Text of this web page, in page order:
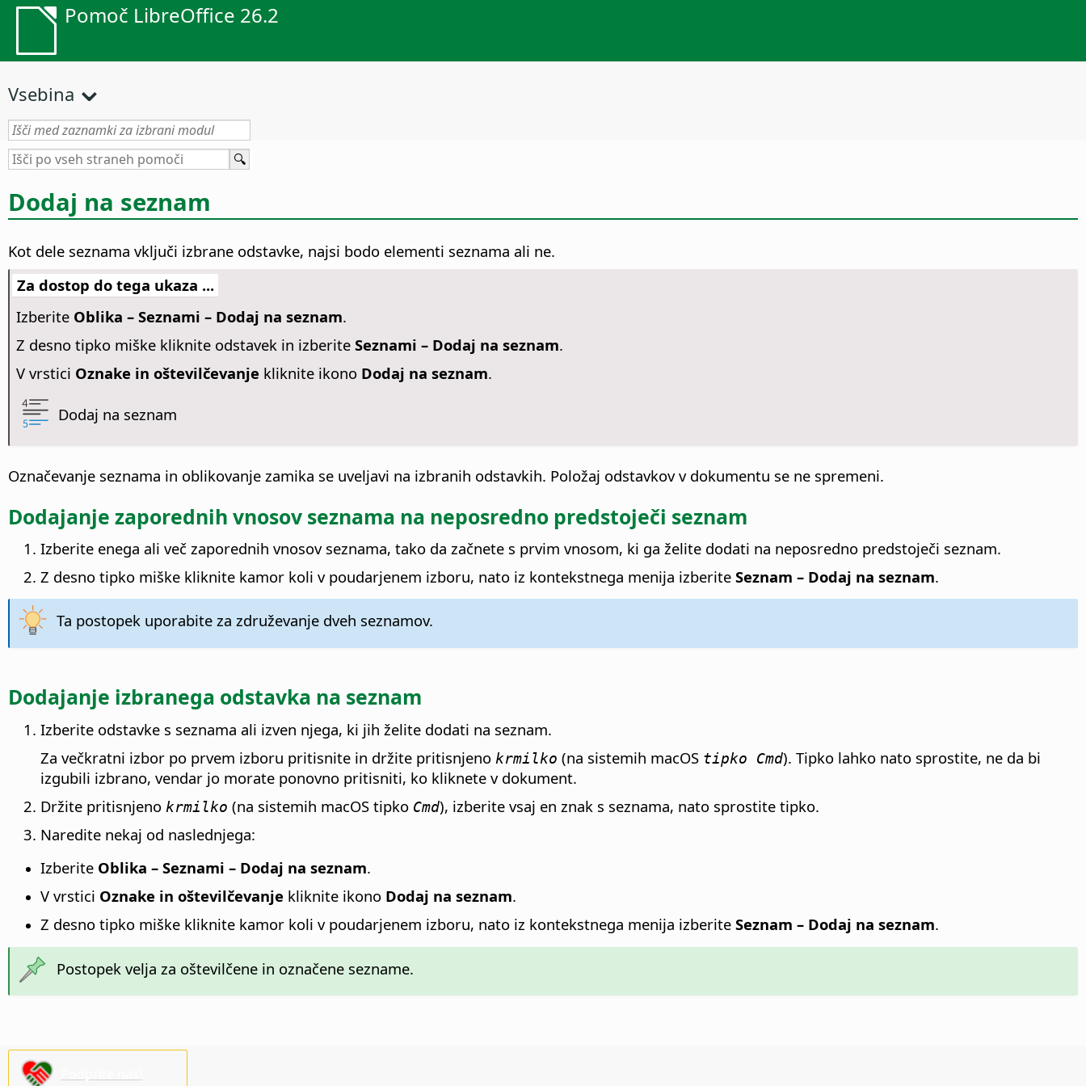
Pomoč LibreOffice 26.2
Vsebina
Dodaj na seznam
Kot dele seznama vključi izbrane odstavke, najsi bodo elementi seznama ali ne.
Za dostop do tega ukaza ...
Izberite Oblika – Seznami – Dodaj na seznam.
Z desno tipko miške kliknite odstavek in izberite Seznami – Dodaj na seznam.
V vrstici Oznake in oštevilčevanje kliknite ikono Dodaj na seznam.
Dodaj na seznam
Označevanje seznama in oblikovanje zamika se uveljavi na izbranih odstavkih. Položaj odstavkov v dokumentu se ne spremeni.
Dodajanje zaporednih vnosov seznama na neposredno predstoječi seznam
Izberite enega ali več zaporednih vnosov seznama, tako da začnete s prvim vnosom, ki ga želite dodati na neposredno predstoječi seznam.
Z desno tipko miške kliknite kamor koli v poudarjenem izboru, nato iz kontekstnega menija izberite Seznam – Dodaj na seznam.
Ta postopek uporabite za združevanje dveh seznamov.
Dodajanje izbranega odstavka na seznam
Izberite odstavke s seznama ali izven njega, ki jih želite dodati na seznam.
Za večkratni izbor po prvem izboru pritisnite in držite pritisnjeno krmilko (na sistemih macOS tipko Cmd). Tipko lahko nato sprostite, ne da bi
izgubili izbrano, vendar jo morate ponovno pritisniti, ko kliknete v dokument.
Držite pritisnjeno krmilko (na sistemih macOS tipko Cmd), izberite vsaj en znak s seznama, nato sprostite tipko.
Naredite nekaj od naslednjega:
Izberite Oblika – Seznami – Dodaj na seznam.
V vrstici Oznake in oštevilčevanje kliknite ikono Dodaj na seznam.
Z desno tipko miške kliknite kamor koli v poudarjenem izboru, nato iz kontekstnega menija izberite Seznam – Dodaj na seznam.
Postopek velja za oštevilčene in označene sezname.